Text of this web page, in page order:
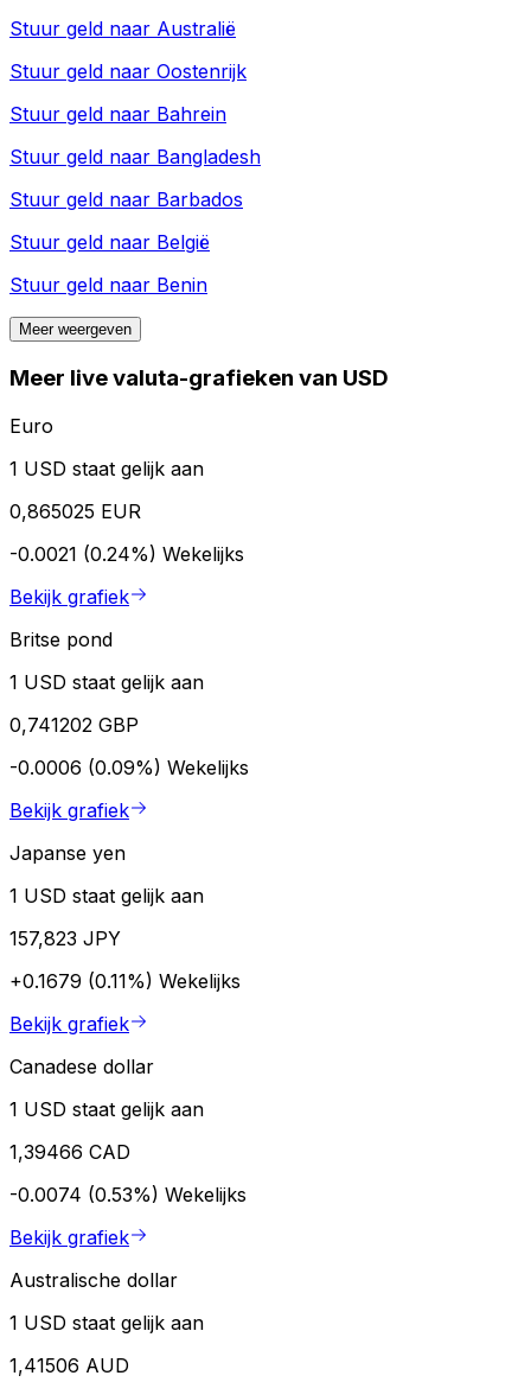
Stuur geld naar Australië
Stuur geld naar Oostenrijk
Stuur geld naar Bahrein
Stuur geld naar Bangladesh
Stuur geld naar Barbados
Stuur geld naar België
Stuur geld naar Benin
Meer weergeven
Meer live valuta-grafieken van USD
Euro
1 USD staat gelijk aan
0,865025 EUR
-0.0021 (0.24%) Wekelijks
Bekijk grafiek
Britse pond
1 USD staat gelijk aan
0,741202 GBP
-0.0006 (0.09%) Wekelijks
Bekijk grafiek
Japanse yen
1 USD staat gelijk aan
157,823 JPY
+0.1679 (0.11%) Wekelijks
Bekijk grafiek
Canadese dollar
1 USD staat gelijk aan
1,39466 CAD
-0.0074 (0.53%) Wekelijks
Bekijk grafiek
Australische dollar
1 USD staat gelijk aan
1,41506 AUD